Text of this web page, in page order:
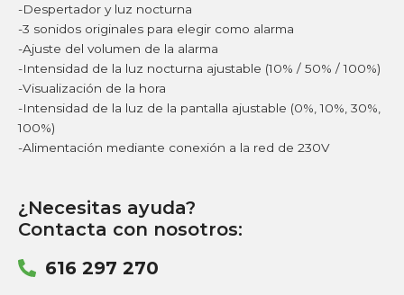
-Despertador y luz nocturna
-3 sonidos originales para elegir como alarma
-Ajuste del volumen de la alarma
-Intensidad de la luz nocturna ajustable (10% / 50% / 100%)
-Visualización de la hora
-Intensidad de la luz de la pantalla ajustable (0%, 10%, 30%,
100%)
-Alimentación mediante conexión a la red de 230V
¿Necesitas ayuda?
Contacta con nosotros:
616 297 270